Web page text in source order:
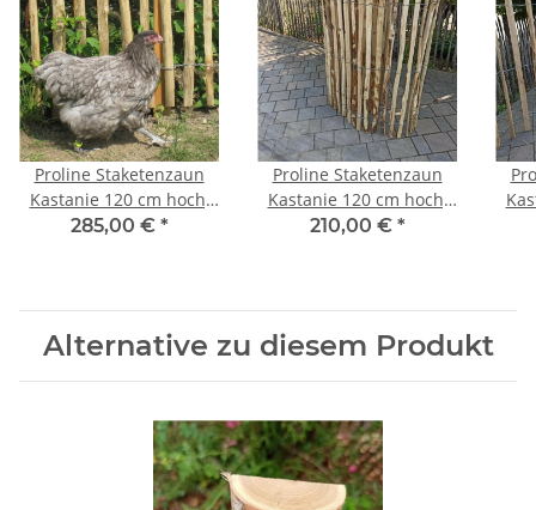
Proline Staketenzaun
Kastanie 120 cm hoch,
10m Länge, Lattabstand
285,00 € *
Proline Staketenzaun
Kastanie 120 cm hoch,
10m-Rolle, Lattabstand
210,00 € *
Alternative zu diesem Produkt